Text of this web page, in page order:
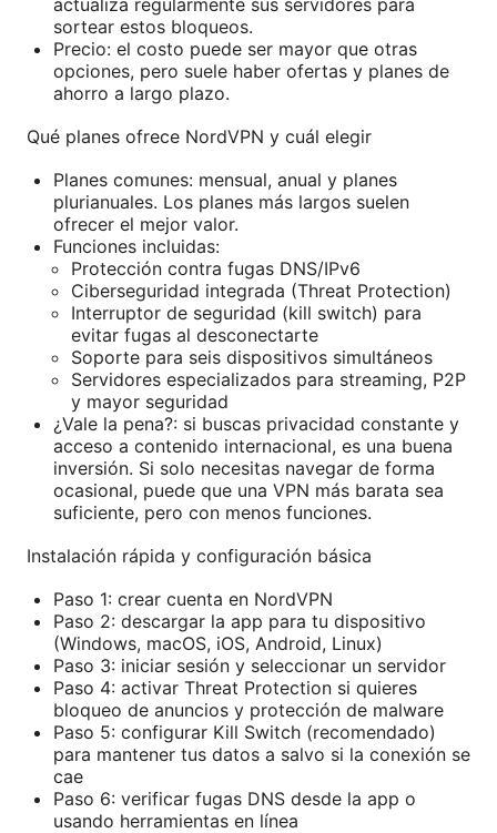
sortear estos bloqueos.
Precio: el costo puede ser mayor que otras
opciones, pero suele haber ofertas y planes de
ahorro a largo plazo.
Qué planes ofrece NordVPN y cuál elegir
Planes comunes: mensual, anual y planes
plurianuales. Los planes más largos suelen
ofrecer el mejor valor.
Funciones incluidas:
Protección contra fugas DNS/IPv6
Ciberseguridad integrada (Threat Protection)
Interruptor de seguridad (kill switch) para
evitar fugas al desconectarte
Soporte para seis dispositivos simultáneos
Servidores especializados para streaming, P2P
y mayor seguridad
¿Vale la pena?: si buscas privacidad constante y
acceso a contenido internacional, es una buena
inversión. Si solo necesitas navegar de forma
ocasional, puede que una VPN más barata sea
suficiente, pero con menos funciones.
Instalación rápida y configuración básica
Paso 1: crear cuenta en NordVPN
Paso 2: descargar la app para tu dispositivo
(Windows, macOS, iOS, Android, Linux)
Paso 3: iniciar sesión y seleccionar un servidor
Paso 4: activar Threat Protection si quieres
bloqueo de anuncios y protección de malware
Paso 5: configurar Kill Switch (recomendado)
para mantener tus datos a salvo si la conexión se
cae
Paso 6: verificar fugas DNS desde la app o
usando herramientas en línea